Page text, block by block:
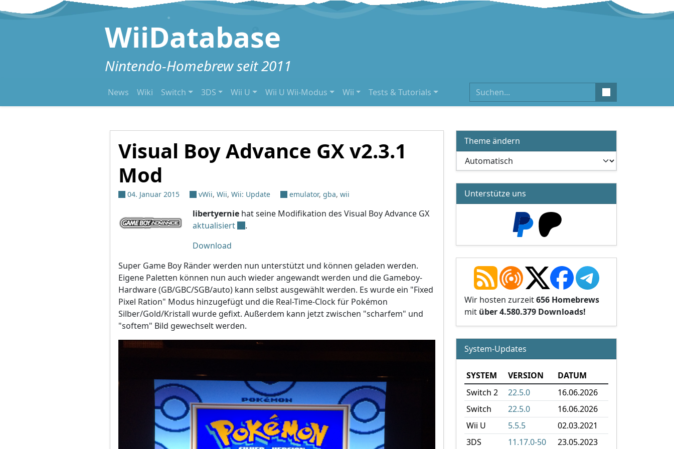
Zum Inhalt springen
WiiDatabase
Nintendo-Homebrew seit 2011
News Wiki Switch 3DS Wii U Wii U Wii-Modus Wii Tests & Tutorials Suchen
Visual Boy Advance GX v2.3.1
Mod
04. Januar 2015 vWii, Wii, Wii: Update emulator, gba, wii
libertyernie hat seine Modifikation des Visual Boy Advance GX
aktualisiert
.
Download
Super Game Boy Ränder werden nun unterstützt und können geladen werden.
Eigene Paletten können nun auch wieder angewandt werden und die Gameboy-
Hardware (GB/GBC/SGB/auto) kann selbst ausgewählt werden. Es wurde ein "Fixed
Pixel Ration" Modus hinzugefügt und die Real-Time-Clock für Pokémon
Silber/Gold/Kristall wurde gefixt. Außerdem kann jetzt zwischen "scharfem" und
"softem" Bild gewechselt werden.
Theme ändern
Unterstütze uns
Wir hosten zurzeit656 Homebrews
mit über 4.580.379 Downloads!
System-Updates
SYSTEM VERSION
DATUM
Switch 2
22.5.0
16.06.2026
Switch
22.5.0
16.06.2026
Wii U
5.5.5
02.03.2021
3DS
11.17.0-50
23.05.2023